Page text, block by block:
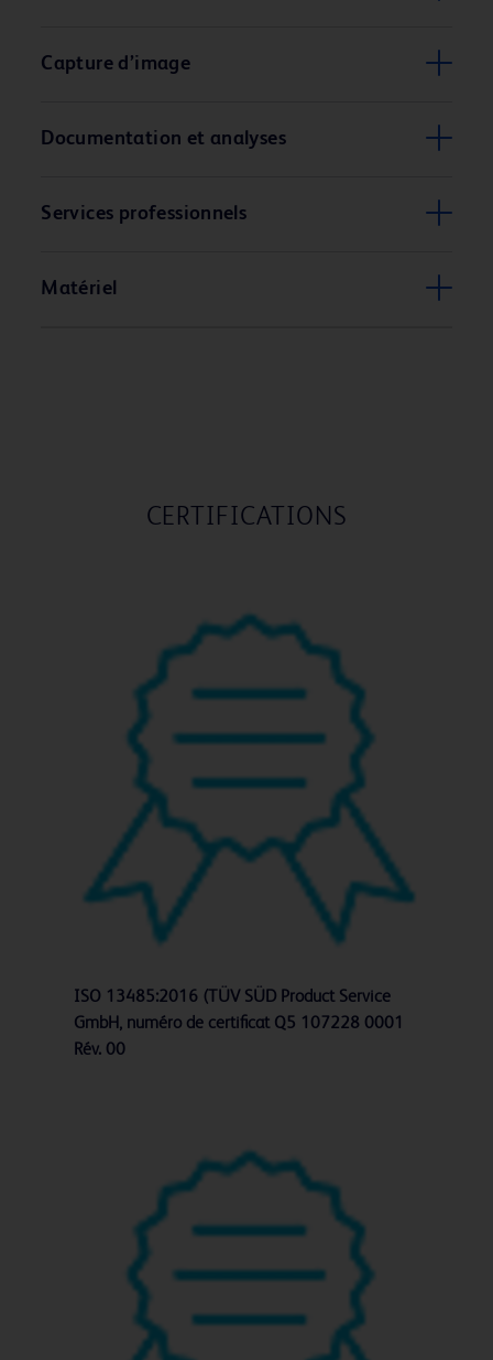
Capture d’image
Documentation et analyses
Services professionnels
Matériel
CERTIFICATIONS
ISO 13485:2016 (TÜV SÜD Product Service
GmbH, numéro de certificat Q5 107228 0001
Rév. 00